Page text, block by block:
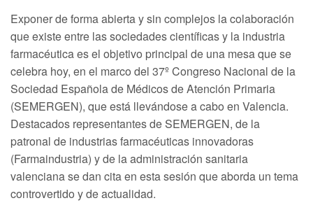
Exponer de forma abierta y sin complejos la colaboración
que existe entre las sociedades científicas y la industria
farmacéutica es el objetivo principal de una mesa que se
celebra hoy, en el marco del 37º Congreso Nacional de la
Sociedad Española de Médicos de Atención Primaria
(SEMERGEN), que está llevándose a cabo en Valencia.
Destacados representantes de SEMERGEN, de la
patronal de industrias farmacéuticas innovadoras
(Farmaindustria) y de la administración sanitaria
valenciana se dan cita en esta sesión que aborda un tema
controvertido y de actualidad.